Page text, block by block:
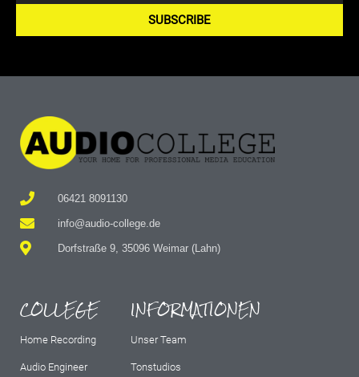
SUBSCRIBE
06421 8091130
info@audio-college.de
Dorfstraße 9, 35096 Weimar (Lahn)
COLLEGE
Home Recording
Audio Engineer
INFORMATIONEN
Unser Team
Tonstudios